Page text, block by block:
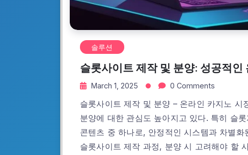
솔루션
슬롯사이트 제작 및 분양: 성공적인
March 1, 2025 0 Comments
슬롯사이트 제작 및 분양 – 온라인 카지노 시
분양에 대한 관심도 높아지고 있다. 특히 슬
콘텐츠 중 하나로, 안정적인 시스템과 차별
슬롯사이트 제작 과정, 분양 시 고려해야 할